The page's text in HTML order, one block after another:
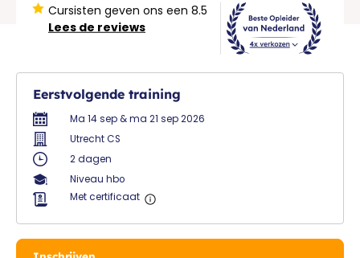
Cursisten geven ons een 8.5
Lees de reviews
Eerstvolgende training
Ma 14 sep & ma 21 sep 2026
Utrecht CS
2 dagen
Niveau hbo
Met certificaat